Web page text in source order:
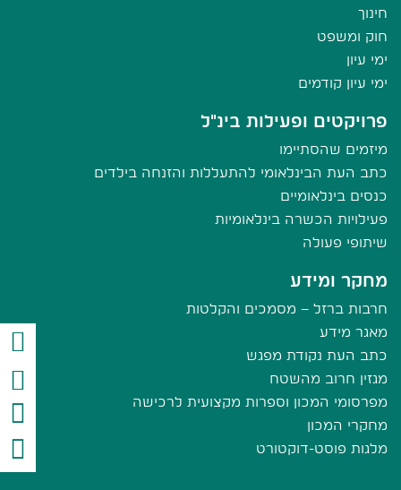
חינוך
חוק ומשפט
ימי עיון
ימי עיון קודמים
פרויקטים ופעילות בינ"ל
מיזמים שהסתיימו
כתב העת הבינלאומי להתעללות והזנחה בילדים
כנסים בינלאומיים
פעילויות הכשרה בינלאומיות
שיתופי פעולה
מחקר ומידע
חרבות ברזל – מסמכים והקלטות
מאגר מידע
כתב העת נקודת מפגש
מגזין חרוב מהשטח
מפרסומי המכון וספרות מקצועית לרכישה
מחקרי המכון
מלגות פוסט-דוקטורט